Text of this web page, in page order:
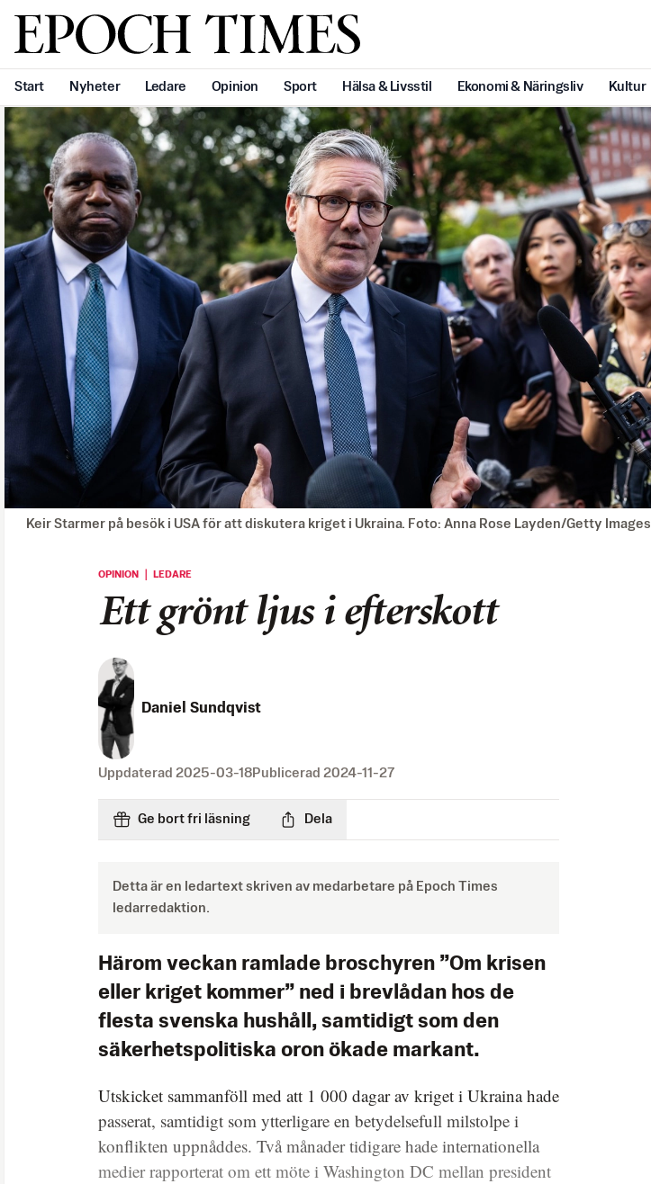
Svenska Epoch Times
Start Nyheter Ledare Opinion Sport Hälsa & Livsstil Ekonomi & Näringsliv Kultur
Keir Starmer på besök i USA för att diskutera kriget i Ukraina. Foto: Anna Rose Layden/Getty Images
OPINION ｜ LEDARE
Ett grönt ljus i efterskott
Daniel Sundqvist
Uppdaterad 2025-03-18 Publicerad 2024-11-27
Ge bort fri läsning Dela
Detta är en ledartext skriven av medarbetare på Epoch Times
ledarredaktion.
Härom veckan ramlade broschyren ”Om krisen
eller kriget kommer” ned i brevlådan hos de
flesta svenska hushåll, samtidigt som den
säkerhetspolitiska oron ökade markant.
Utskicket sammanföll med att 1 000 dagar av kriget i Ukraina hade
passerat, samtidigt som ytterligare en betydelsefull milstolpe i
konflikten uppnåddes. Två månader tidigare hade internationella
medier rapporterat om ett möte i Washington DC mellan president